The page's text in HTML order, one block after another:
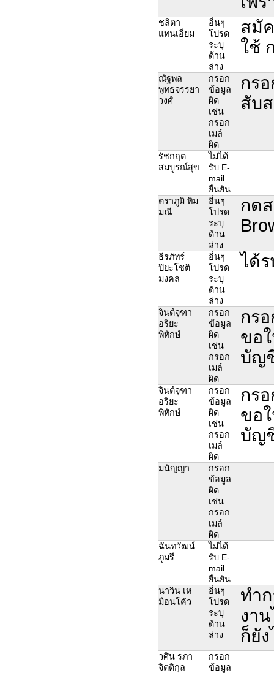
ชลิตา
แทนเอี่ยม
อื่นๆ
โปรด
ระบุ
ด้าน
ล่าง
สมั
ใช้
ณัฐพล
พุทธจรรยา
วงศ์
กรอก
ข้อมูล
ผิด
เช่น
กรอก
เมล์
ผิด
กร
สับ
รัชกฤต
สมบูรณ์สุข
ไม่ได้
รับ E-
mail
ยืนยัน
ตราภูมิ ทิม
มณี
อื่นๆ
โปรด
ระบุ
ด้าน
ล่าง
กด
ธีรภัทร์
ปิยะโชติ
มงคล
อื่นๆ
โปรด
ระบุ
ด้าน
ล่าง
ได้
จินต์จุฑา
อริยะ
พิทักษ์
กรอก
ข้อมูล
ผิด
เช่น
กรอก
เมล์
ผิด
กร
ขอ
บัญ
จินต์จุฑา
อริยะ
พิทักษ์
กรอก
ข้อมูล
ผิด
เช่น
กรอก
เมล์
ผิด
กร
ขอ
บัญ
มนัญญา
กรอก
ข้อมูล
ผิด
เช่น
กรอก
เมล์
ผิด
ฉันทวัฒน์
ภูมรี
ไม่ได้
รับ E-
mail
ยืนยัน
นาวิน เห
มือนโค้ว
อื่นๆ
โปรด
ระบุ
ด้าน
ล่าง
ทำ
งา
ก็ยัง
วศิน รภา
จิตติกุล
กรอก
ข้อมูล